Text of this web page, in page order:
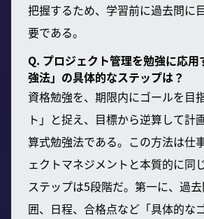
把握するため、学習前に過去問に
要である。
Q. プロジェクト管理を勉強に応
強法」の具体的なステップは？
資格勉強を、期限内にゴールを目
ト」と捉え、目標から逆算して計
算式勉強法である。この方法は仕
ェクトマネジメントと本質的に同
ステップは5段階だ。第一に、過
囲、日程、合格点など「具体的な